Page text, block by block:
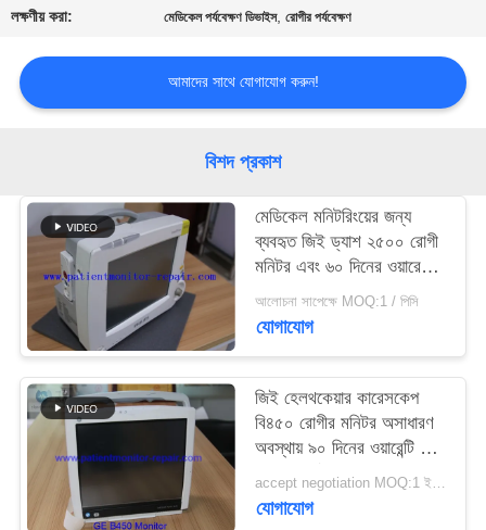
আমাদের
সাথে
একটি
উদ্ধৃতি
অনুরোধ
করুন
NEWS
সাইট
লক্ষণীয় করা: মেডিকেল পর্যবেক্ষণ ডিভাইস,রোগীর পর্যবেক্ষণ
আমাদের সাথে যোগাযোগ করুন!
বিশদ প্রকাশ
মেডিকেল মনিটরিংয়ের জন্য
ব্যবহৃত জিই ড্যাশ ২৫০০ রোগী
মনিটর এবং ৬০ দিনের ওয়ারেন্টি
সহ ড্যাশ ২৫০০ মডেল
আলোচনা সাপেক্ষে MOQ:1 / পিসি
যোগাযোগ
জিই হেলথকেয়ার কারেসকেপ
বি৪৫০ রোগীর মনিটর অসাধারণ
অবস্থায় ৯০ দিনের ওয়ারেন্টি সহ
এবং সম্পূর্ণরূপে সংস্কার করা
হয়েছে
accept negotiation MOQ:1 ইউনিট
যোগাযোগ